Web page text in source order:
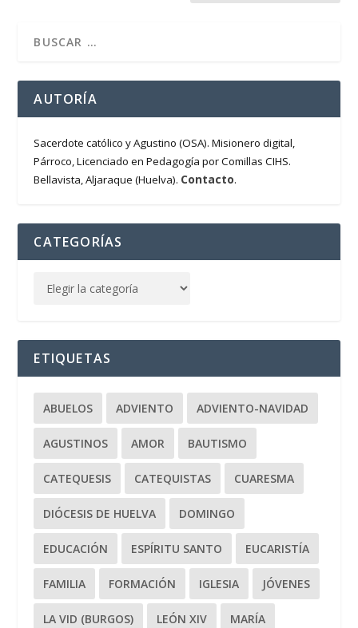
AUTORÍA
Sacerdote católico y Agustino (OSA). Misionero digital,
Párroco, Licenciado en Pedagogía por Comillas CIHS.
Bellavista, Aljaraque (Huelva). Contacto.
CATEGORÍAS
ETIQUETAS
ABUELOS ADVIENTO ADVIENTO-NAVIDAD
AGUSTINOS AMOR BAUTISMO
CATEQUESIS CATEQUISTAS CUARESMA
DIÓCESIS DE HUELVA DOMINGO
EDUCACIÓN ESPÍRITU SANTO EUCARISTÍA
FAMILIA FORMACIÓN IGLESIA JÓVENES
LA VID (BURGOS) LEÓN XIV MARÍA